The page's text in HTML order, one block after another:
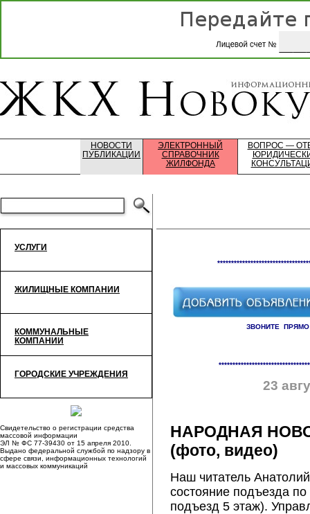
НОВОСТИ
ПУБЛИКАЦИИ
ЭЛЕКТРОННЫЙ
СПРАВОЧНИК
ЖИЛФОНДА
ВОПРОС —
УСЛУГИ
ЖИЛИЩНЫЕ КОМПАНИИ
КОММУНАЛЬНЫЕ
КОМПАНИИ
ГОРОДСКИЕ УЧРЕЖДЕНИЯ
Свидетельство о регистрации средства
массовой информации
ЭЛ № ФС 77-39430 от 15 апреля 2010.
Выдано федеральной службой по надзору в
сфере связи, информационных технологий
и массовых коммуникаций
ЗВОНИТЕ
23
НАРОДНАЯ
(фото, видео)
Наш читатель
состояние подъезда
подъезд 5 этаж).